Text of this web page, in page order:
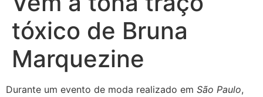
tóxico de Bruna
Marquezine
Durante um evento de moda realizado em São Paulo,